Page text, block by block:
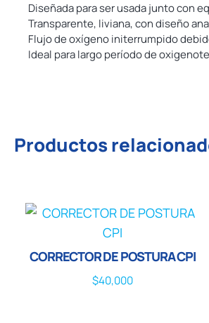
Diseñada para ser usada junto con
Transparente, liviana, con diseño
Flujo de oxígeno initerrumpido
Ideal para largo período de
Productos
CORRECTOR DE POSTURA CPI
$40,000